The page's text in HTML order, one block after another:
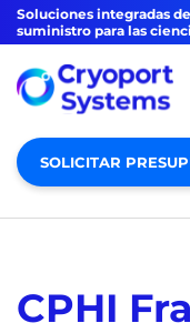
Soluciones integradas
suministro para las
SOLICITAR
CPHI